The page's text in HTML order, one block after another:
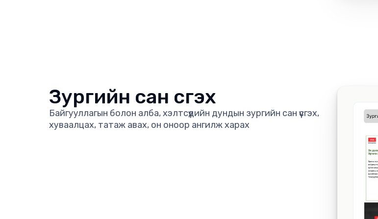
Зургийн сан үүсгэх
Байгууллагын болон алба, хэлтсүүдийн дундын зургийн сан үүсгэх,
хуваалцах, татаж авах, он оноор ангилж харах